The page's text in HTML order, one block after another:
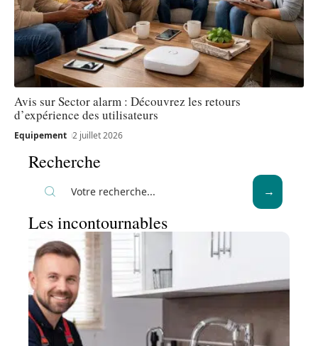
Avis sur Sector alarm : Découvrez les retours
d’expérience des utilisateurs
Equipement 2 juillet 2026
Recherche
Les incontournables